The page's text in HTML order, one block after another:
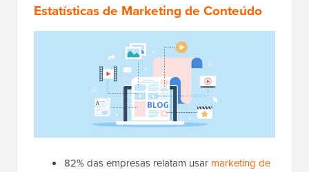
Estatísticas de Marketing de Conteúdo
82% das empresas relatam usar marketing de